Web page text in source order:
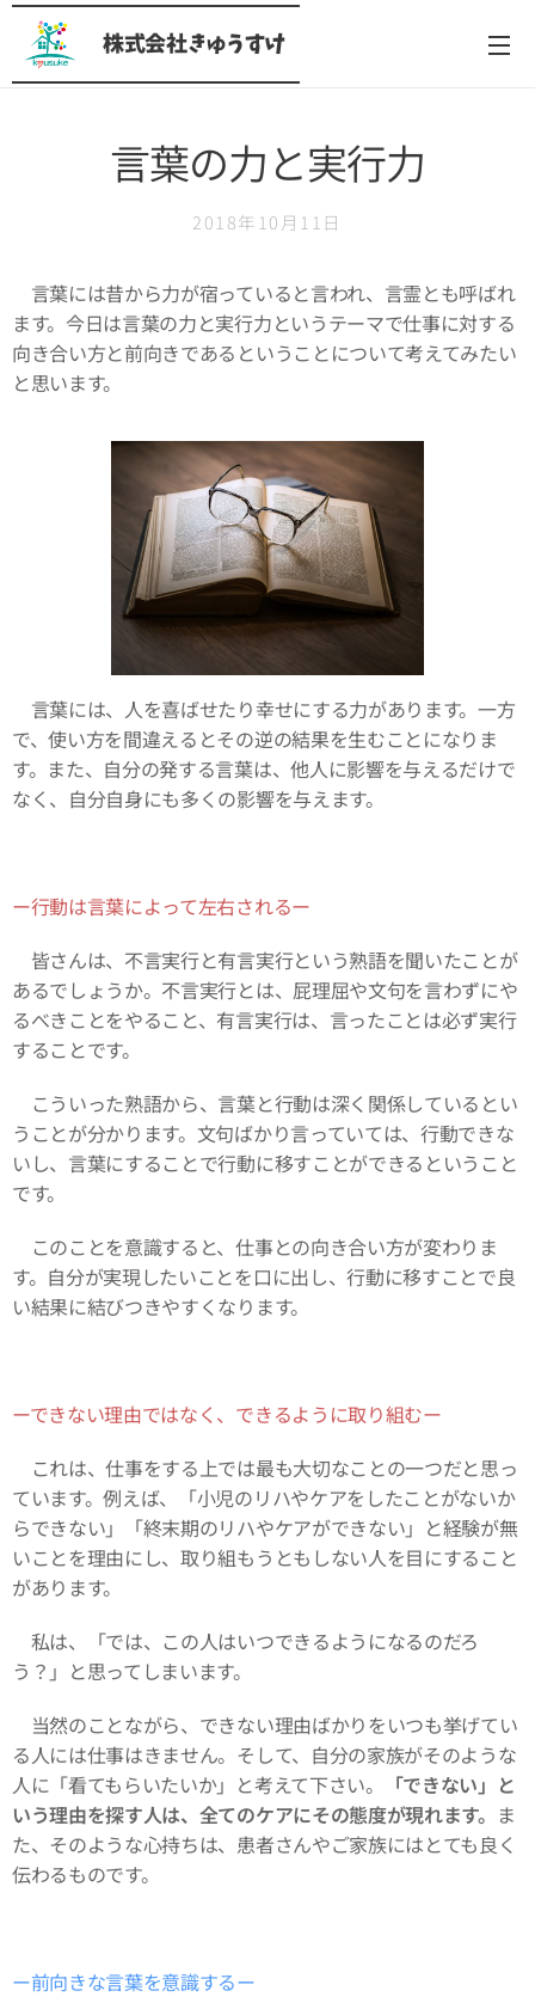
株式会社きゅうすけ
言葉の力と実行力
2018年10月11日
言葉には昔から力が宿っていると言われ、言霊とも呼ばれ
ます。今日は言葉の力と実行力というテーマで仕事に対する
向き合い方と前向きであるということについて考えてみたい
と思います。
言葉には、人を喜ばせたり幸せにする力があります。一方
で、使い方を間違えるとその逆の結果を生むことになりま
す。また、自分の発する言葉は、他人に影響を与えるだけで
なく、自分自身にも多くの影響を与えます。
ー行動は言葉によって左右されるー
皆さんは、不言実行と有言実行という熟語を聞いたことが
あるでしょうか。不言実行とは、屁理屈や文句を言わずにや
るべきことをやること、有言実行は、言ったことは必ず実行
することです。
こういった熟語から、言葉と行動は深く関係しているとい
うことが分かります。文句ばかり言っていては、行動できな
いし、言葉にすることで行動に移すことができるということ
です。
このことを意識すると、仕事との向き合い方が変わりま
す。自分が実現したいことを口に出し、行動に移すことで良
い結果に結びつきやすくなります。
ーできない理由ではなく、できるように取り組むー
これは、仕事をする上では最も大切なことの一つだと思っ
ています。例えば、「小児のリハやケアをしたことがないか
らできない」「終末期のリハやケアができない」と経験が無
いことを理由にし、取り組もうともしない人を目にすること
があります。
私は、「では、この人はいつできるようになるのだろ
う？」と思ってしまいます。
当然のことながら、できない理由ばかりをいつも挙げてい
る人には仕事はきません。そして、自分の家族がそのような
人に「看てもらいたいか」と考えて下さい。
「できない」と
いう理由を探す人は、全てのケアにその態度が現れます。 ま
た、そのような心持ちは、患者さんやご家族にはとても良く
伝わるものです。
ー前向きな言葉を意識するー